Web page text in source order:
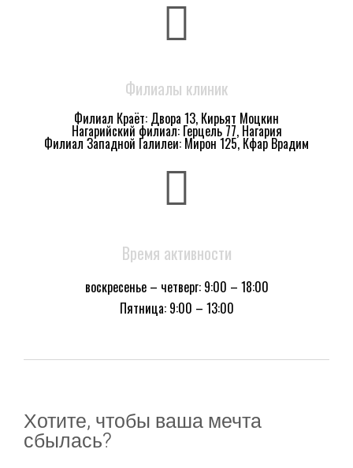
Филиалы клиник
Филиал Краёт: Двора 13, Кирьят Моцкин
Нагарийский филиал: Герцель 77, Нагария
Филиал Западной Галилеи: Мирон 125, Кфар Врадим
Время активности
воскресенье – четверг: 9:00 – 18:00
Пятница: 9:00 – 13:00
Хотите, чтобы ваша мечта
сбылась?